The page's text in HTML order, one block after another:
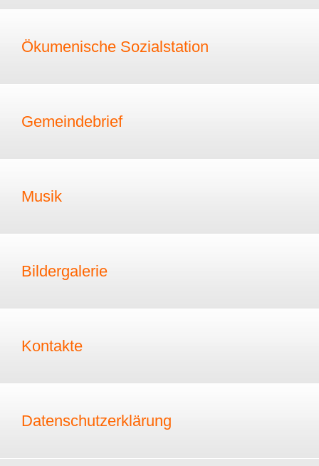
Ökumenische Sozialstation
Gemeindebrief
Musik
Bildergalerie
Kontakte
Datenschutzerklärung